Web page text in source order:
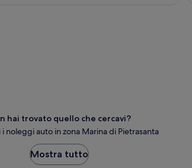
hai trovato quello che cercavi?
noleggi auto in zona Marina di Pietrasanta
Mostra tutto